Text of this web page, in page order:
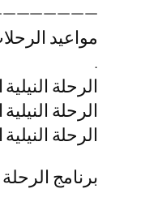
مواعيد
.
الرحلة النيلية
الرحلة النيلية
الرحلة النيلية
برنامج الرحلة